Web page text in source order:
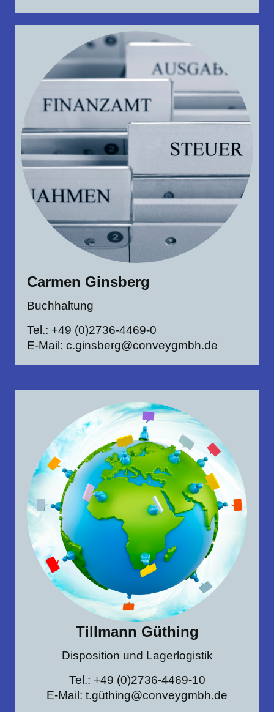
Carmen Ginsberg
Buchhaltung
Tel.: +49 (0)2736-4469-0
E-Mail: c.ginsberg@conveygmbh.de
Tillmann Güthing
Disposition und Lagerlogistik
Tel.: +49 (0)2736-4469-10
E-Mail: t.güthing@conveygmbh.de